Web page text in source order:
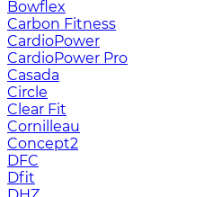
Bowflex
Carbon Fitness
CardioPower
CardioPower Pro
Casada
Circle
Clear Fit
Cornilleau
Concept2
DFC
Dfit